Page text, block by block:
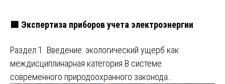
🟥 Экспертиза приборов учета электроэнергии
Раздел 1. Введение: экологический ущерб как
междисциплинарная категория В системе
современного природоохранного законода…